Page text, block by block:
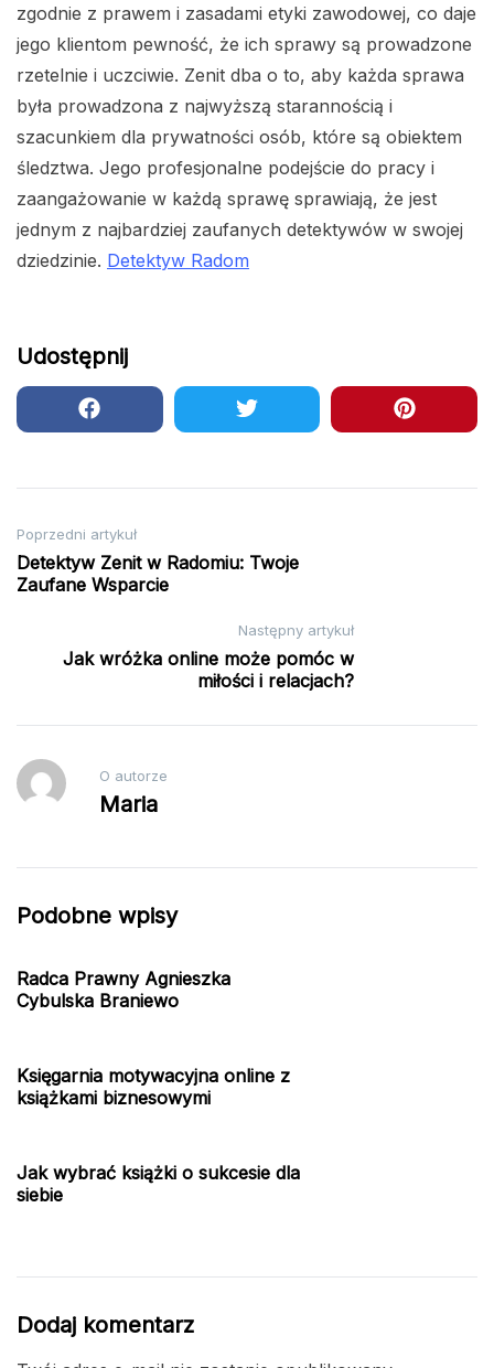
zgodnie z prawem i zasadami etyki zawodowej, co daje
jego klientom pewność, że ich sprawy są prowadzone
rzetelnie i uczciwie. Zenit dba o to, aby każda sprawa
była prowadzona z najwyższą starannością i
szacunkiem dla prywatności osób, które są obiektem
śledztwa. Jego profesjonalne podejście do pracy i
zaangażowanie w każdą sprawę sprawiają, że jest
jednym z najbardziej zaufanych detektywów w swojej
dziedzinie. Detektyw Radom
Udostępnij
Nawigacja
wpisu
Poprzedni artykuł
Detektyw Zenit w Radomiu: Twoje
Zaufane Wsparcie
Następny artykuł
Jak wróżka online może pomóc w
miłości i relacjach?
O autorze
Maria
Podobne wpisy
Radca Prawny Agnieszka
Cybulska Braniewo
Księgarnia motywacyjna online z
książkami biznesowymi
Jak wybrać książki o sukcesie dla
siebie
Dodaj komentarz